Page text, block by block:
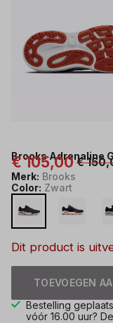
Brooks Adrenaline
€ 105,00 €
Merk: Brooks
Color: Zwart
Dit product is
TOEVOEGEN
Bestelling
vóór 16.00 uur?